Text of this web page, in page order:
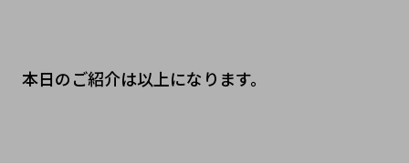
本日のご紹介は以上になります。